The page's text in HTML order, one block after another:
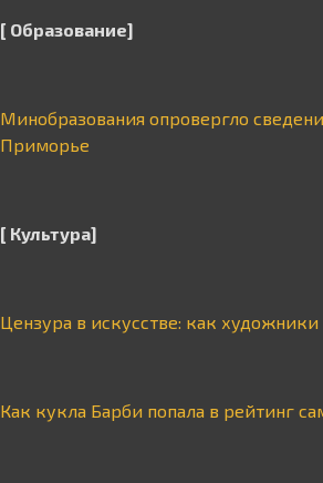
[ Образование]
Минобразования опровергло
Приморье
[ Культура]
Цензура в искусстве: как
Как кукла Барби попала в рейтинг